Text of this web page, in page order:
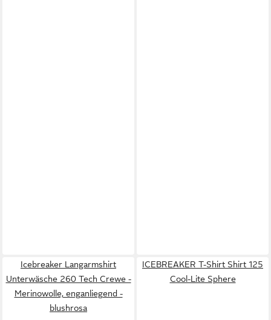
Icebreaker Langarmshirt
Unterwäsche 260 Tech Crewe -
Merinowolle, enganliegend -
blushrosa
ICEBREAKER T-Shirt Shirt 125
Cool-Lite Sphere